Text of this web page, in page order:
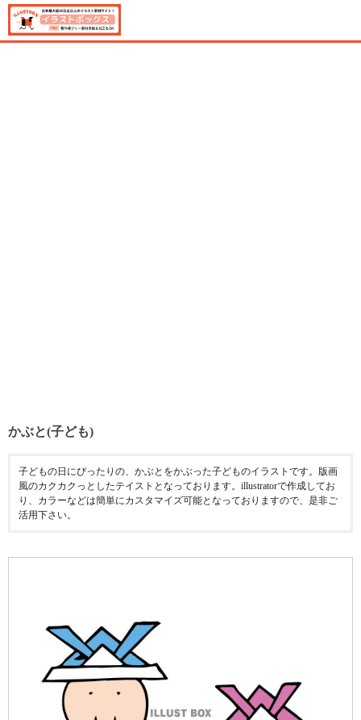
かぶと(子ども)
子どもの日にぴったりの、かぶとをかぶった子どものイラストです。版画
風のカクカクっとしたテイストとなっております。illustratorで作成してお
り、カラーなどは簡単にカスタマイズ可能となっておりますので、是非ご
活用下さい。